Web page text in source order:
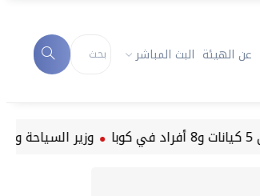
عن الهيئة البث المباشر
وزير السياحة والآثار الفلسطيني: 260 موقعا